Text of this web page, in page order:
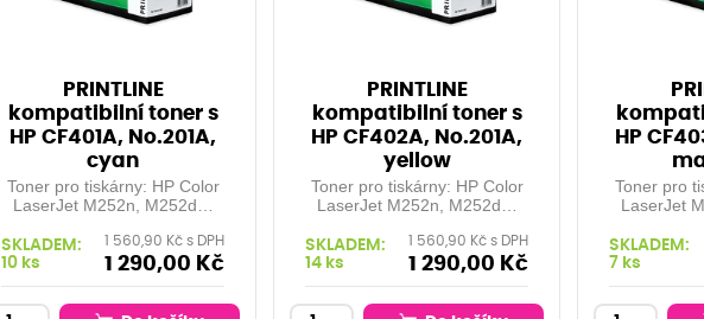
PRINTLINE
kompatibilní toner s
HP CF401A, No.201A,
cyan
Toner pro tiskárny: HP Color
LaserJet M252n, M252dw,
Orientační kapacita: 1.400
stran při 5% pokrytí Barva:
SKLADEM:
10 ks
1 560,90 Kč s DPH
1 290,00 Kč
PRINTLINE
kompatibilní toner s
HP CF402A, No.201A,
yellow
Toner pro tiskárny: HP Color
LaserJet M252n, M252dw,
Orientační kapacita: 1.400
stran při 5% pokrytí Barva:
SKLADEM:
14 ks
1 560,90 Kč s DPH
1 290,00 Kč
HP
Toner pro
LaserJet
Orientační
stran při
SKLADEM:
7 ks